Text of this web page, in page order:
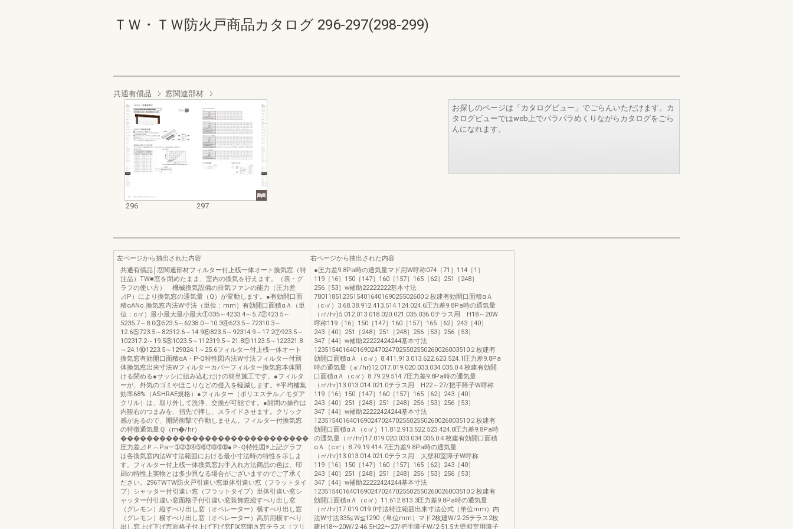
ＴＷ・ＴＷ防火戸商品カタログ 296-297(298-299)
共通有償品 窓関連部材
296 297
お探しのページは「カタログビュー」でごらんいただけます。カ
タログビューではweb上でパラパラめくりながらカタログをごら
んになれます。
左ページから抽出された内容
共通有償品│窓関連部材フィルター付上桟一体オート換気窓（特
注品）TW■窓を閉めたまま、室内の換気を行えます。（表・グ
ラフの使い方） 機械換気設備の排気ファンの能力（圧力差
⊿P）により換気窓の通気量（Q）が変動します。●有効開口面
積αANo.換気窓内法W寸法（単位：mm）有効開口面積αＡ（単
位：c㎡）最小最大最小最大①335～4233.4～5.7②423.5～
5235.7～8.0③523.5～6238.0～10.3④623.5～72310.3～
12.6⑤723.5～82312.6～14.9⑥823.5～92314.9～17.2⑦923.5～
102317.2～19.5⑧1023.5～112319.5～21.8⑨1123.5～122321.8
～24.1⑩1223.5～129024.1～25.6フィルター付上桟一体オート
換気窓有効開口面積αA・P-Q特性図内法W寸法フィルター付別
体換気窓出来寸法Wフィルターカバーフィルター換気窓本体開
ける閉める●サッシに組み込むだけの簡単施工です。●フィルタ
ーが、外気のゴミやほこりなどの侵入を軽減します。※平均補集
効率68%（ASHRAE規格）●フィルター（ポリエステル／モダア
クリル）は、取り外して洗浄、交換が可能です。●開閉の操作は
内観右のつまみを、指先で押し、スライドさせます。クリック
感があるので、開閉衝撃で作動しません。フィルター付換気窓
の特徴通気量Ｑ（m�/hr）
�����������������������������
圧力差⊿Ｐ︵Pa︶➀➁➂➃➄➅➆➇➈➉●Ｐ-Ｑ特性図※上記グラフ
は各換気窓内法W寸法範囲における最小寸法時の特性を示しま
す。フィルター付上桟一体換気窓お手入れ方法商品の色は、印
刷の特性上実物とは多少異なる場合がございますのでご了承く
ださい。296TWTW防火戸引違い窓単体引違い窓（フラットタイ
プ）シャッター付引違い窓（フラットタイプ）単体引違い窓シ
ャッター付引違い窓面格子付引違い窓装飾窓縦すべり出し窓
（グレモン）縦すべり出し窓（オペレーター）横すべり出し窓
（グレモン）横すべり出し窓（オペレーター）高所用横すべり
出し窓上げ下げ窓面格子付上げ下げ窓FIX窓開き窓テラス（フリ
右ページから抽出された内容
●圧力差9.8Pa時の通気量マド用W呼称074［71］114［1］
119［16］150［147］160［157］165［62］251［248］
256［53］w補助22222222基本寸法
7801185123515401640169025502600２枚建有効開口面積αＡ
（c㎡）3.68.38.912.413.514.124.024.6圧力差9.8Pa時の通気量
（㎥/hr)5.012.013.018.020.021.035.036.0テラス用 H18～20W
呼称119［16］150［147］160［157］165［62］243［40］
243［40］251［248］251［248］256［53］256［53］
347［44］w補助22222424244基本寸法
12351540164016902470247025502550260026003510２枚建有
効開口面積αＡ（c㎡）8.411.913.013.622.623.524.1圧力差9.8Pa
時の通気量（㎥/hr)12.017.019.020.033.034.035.0４枚建有効開
口面積αＡ（c㎡）8.79.29.514.7圧力差9.8Pa時の通気量
（㎥/hr)13.013.014.021.0テラス用 H22～27/把手障子W呼称
119［16］150［147］160［157］165［62］243［40］
243［40］251［248］251［248］256［53］256［53］
347［44］w補助22222424244基本寸法
12351540164016902470247025502550260026003510２枚建有
効開口面積αＡ（c㎡）11.812.913.522.523.424.0圧力差9.8Pa時
の通気量（㎥/hr)17.019.020.033.034.035.0４枚建有効開口面積
αＡ（c㎡）8.79.19.414.7圧力差9.8Pa時の通気量
（㎥/hr)13.013.014.021.0テラス用 大壁和室障子W呼称
119［16］150［147］160［157］165［62］243［40］
243［40］251［248］251［248］256［53］256［53］
347［44］w補助22222424244基本寸法
12351540164016902470247025502550260026003510２枚建有
効開口面積αＡ（c㎡）11.612.813.3圧力差9.8Pa時の通気量
（㎥/hr)17.019.019.0寸法特注範囲出来寸法公式（単位mm）内
法W寸法335≦W≦1290（単位mm）マド2枚建W/2-25テラス2枚
建H18〜20W/2-46.5H22〜27/把手障子W/2-51.5大壁和室用障子